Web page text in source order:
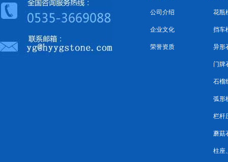
公司介绍
企业文化
荣誉资质
花瓶
挡车
异形
门牌
石榴
弧形
栏杆
蘑菇
柱座